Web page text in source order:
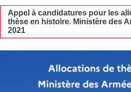
Appel à candidatures pour les
thèse en histoire. Ministère des
2021